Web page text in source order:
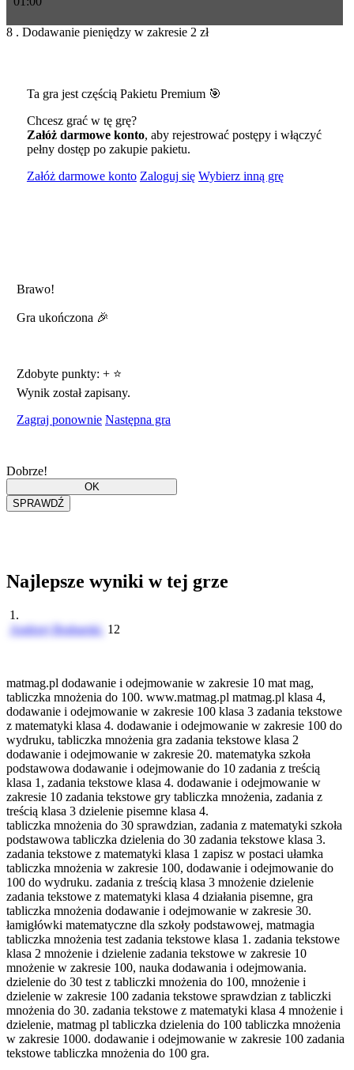
8 . Dodawanie pieniędzy w zakresie 2 zł
Ta gra jest częścią Pakietu Premium 🎯
Chcesz grać w tę grę?
Załóż darmowe konto, aby rejestrować postępy i włączyć
pełny dostęp po zakupie pakietu.
Załóż darmowe konto Zaloguj się Wybierz inną grę
Brawo!
Gra ukończona 🎉
Zdobyte punkty: +⭐
Wynik został zapisany.
Zagraj ponownie Następna gra
Dobrze!
Najlepsze wyniki w tej grze
1.
Andrzej Brabarski 12
matmag.pl dodawanie i odejmowanie w zakresie 10 mat mag,
tabliczka mnożenia do 100. www.matmag.pl matmag.pl klasa 4,
dodawanie i odejmowanie w zakresie 100 klasa 3 zadania tekstowe
z matematyki klasa 4. dodawanie i odejmowanie w zakresie 100 do
wydruku, tabliczka mnożenia gra zadania tekstowe klasa 2
dodawanie i odejmowanie w zakresie 20. matematyka szkoła
podstawowa dodawanie i odejmowanie do 10 zadania z treścią
klasa 1, zadania tekstowe klasa 4. dodawanie i odejmowanie w
zakresie 10 zadania tekstowe gry tabliczka mnożenia, zadania z
treścią klasa 3 dzielenie pisemne klasa 4.
tabliczka mnożenia do 30 sprawdzian, zadania z matematyki szkoła
podstawowa tabliczka dzielenia do 30 zadania tekstowe klasa 3.
zadania tekstowe z matematyki klasa 1 zapisz w postaci ułamka
tabliczka mnożenia w zakresie 100, dodawanie i odejmowanie do
100 do wydruku. zadania z treścią klasa 3 mnożenie dzielenie
zadania tekstowe z matematyki klasa 4 działania pisemne, gra
tabliczka mnożenia dodawanie i odejmowanie w zakresie 30.
łamigłówki matematyczne dla szkoły podstawowej, matmagia
tabliczka mnożenia test zadania tekstowe klasa 1. zadania tekstowe
klasa 2 mnożenie i dzielenie zadania tekstowe w zakresie 10
mnożenie w zakresie 100, nauka dodawania i odejmowania.
dzielenie do 30 test z tabliczki mnożenia do 100, mnożenie i
dzielenie w zakresie 100 zadania tekstowe sprawdzian z tabliczki
mnożenia do 30. zadania tekstowe z matematyki klasa 4 mnożenie i
dzielenie, matmag pl tabliczka dzielenia do 100 tabliczka mnożenia
w zakresie 1000. dodawanie i odejmowanie w zakresie 100 zadania
tekstowe tabliczka mnożenia do 100 gra.